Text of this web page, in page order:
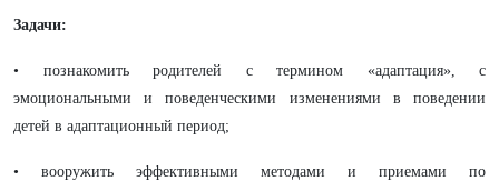
Задачи:
• познакомить родителей с термином «адаптация», с
эмоциональными и поведенческими изменениями в поведении
детей в адаптационный период;
• вооружить эффективными методами и приемами по